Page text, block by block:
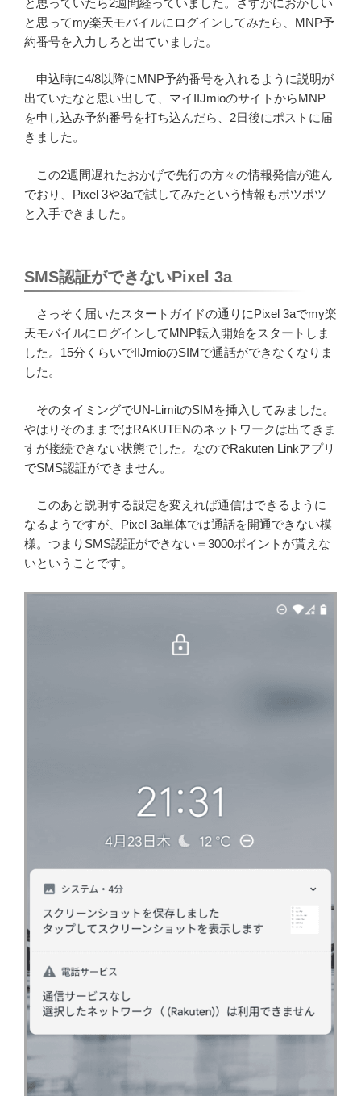
と思ってmy楽天モバイルにログインしてみたら、MNP予
約番号を入力しろと出ていました。
申込時に4/8以降にMNP予約番号を入れるように説明が
出ていたなと思い出して、マイIIJmioのサイトからMNP
を申し込み予約番号を打ち込んだら、2日後にポストに届
きました。
この2週間遅れたおかげで先行の方々の情報発信が進ん
でおり、Pixel 3や3aで試してみたという情報もポツポツ
と入手できました。
SMS認証ができないPixel 3a
さっそく届いたスタートガイドの通りにPixel 3aでmy楽
天モバイルにログインしてMNP転入開始をスタートしま
した。15分くらいでIIJmioのSIMで通話ができなくなりま
した。
そのタイミングでUN-LimitのSIMを挿入してみました。
やはりそのままではRAKUTENのネットワークは出てきま
すが接続できない状態でした。なのでRakuten Linkアプリ
でSMS認証ができません。
このあと説明する設定を変えれば通信はできるように
なるようですが、Pixel 3a単体では通話を開通できない模
様。つまりSMS認証ができない＝3000ポイントが貰えな
いということです。